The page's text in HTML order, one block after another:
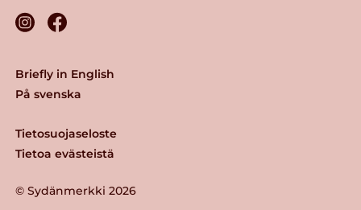
© Sydänmerkki 2026
Tietosuojaseloste
Tietoa evästeistä
Briefly in English
På svenska